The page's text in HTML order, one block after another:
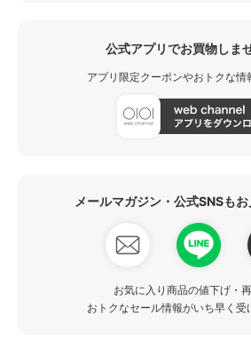
公式アプリでお買物しま
アプリ限定クーポンやおトクな情
メールマガジン・公式SNSもお
お気に入り商品の値下げ・
おトクなセール情報がいち早く受